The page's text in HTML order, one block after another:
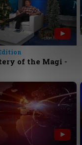
of the Magi -